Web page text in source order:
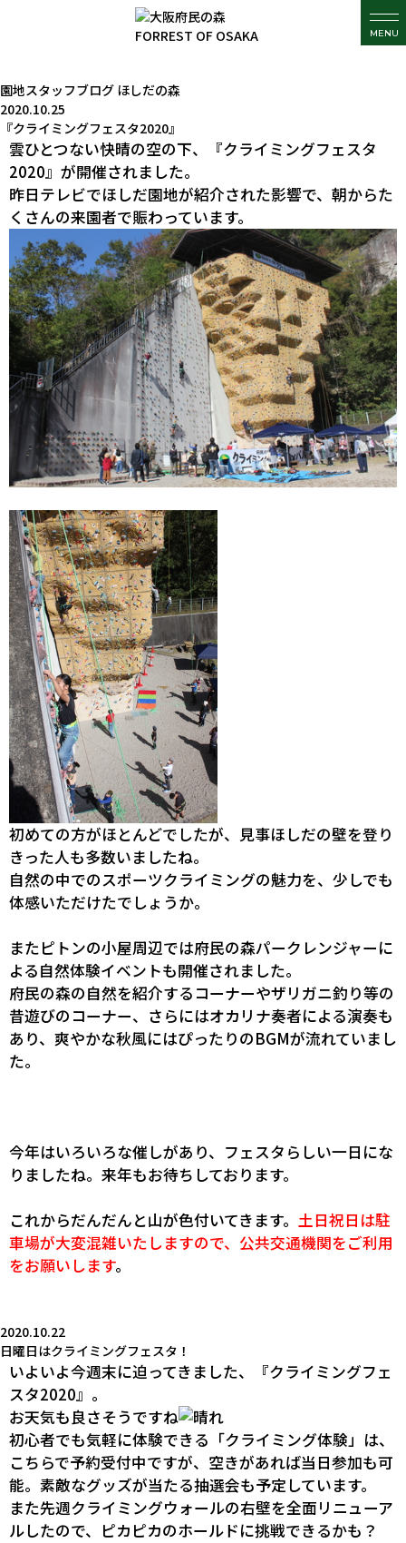
MENU
園地スタッフブログ ほしだの森
2020.10.25
『クライミングフェスタ2020』
雲ひとつない快晴の空の下、『クライミングフェスタ
2020』が開催されました。
昨日テレビでほしだ園地が紹介された影響で、朝からた
くさんの来園者で賑わっています。
初めての方がほとんどでしたが、見事ほしだの壁を登り
きった人も多数いましたね。
自然の中でのスポーツクライミングの魅力を、少しでも
体感いただけたでしょうか。
またピトンの小屋周辺では府民の森パークレンジャーに
よる自然体験イベントも開催されました。
府民の森の自然を紹介するコーナーやザリガニ釣り等の
昔遊びのコーナー、さらにはオカリナ奏者による演奏も
あり、爽やかな秋風にはぴったりのBGMが流れていまし
た。
今年はいろいろな催しがあり、フェスタらしい一日にな
りましたね。来年もお待ちしております。
これからだんだんと山が色付いてきます。 土日祝日は駐
車場が大変混雑いたしますので、公共交通機関をご利用
をお願いします。
2020.10.22
日曜日はクライミングフェスタ！
いよいよ今週末に迫ってきました、
『クライミングフェ
スタ2020』 。
お天気も良さそうですね
初心者でも気軽に体験できる「クライミング体験」は、
こちらで予約受付中ですが、空きがあれば当日参加も可
能。素敵なグッズが当たる抽選会も予定しています。
また先週クライミングウォールの右壁を全面リニューア
ルしたので、ピカピカのホールドに挑戦できるかも？